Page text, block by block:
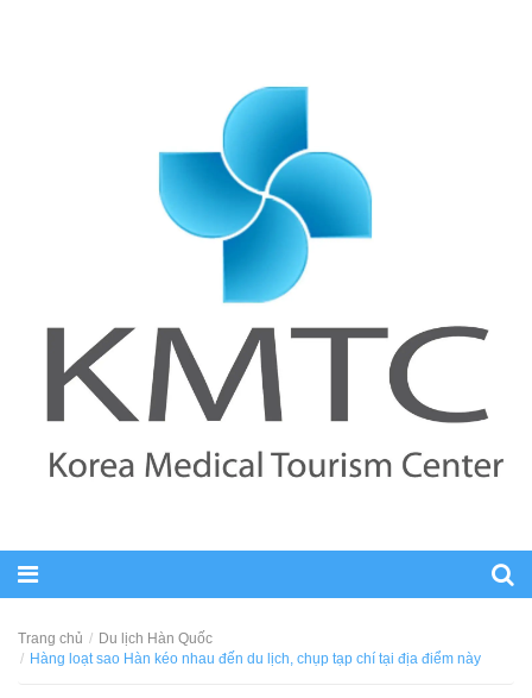
Trang chủ
Du lịch Hàn Quốc
Hàng loạt sao Hàn kéo nhau đến du lịch, chụp tạp chí tại địa điểm này